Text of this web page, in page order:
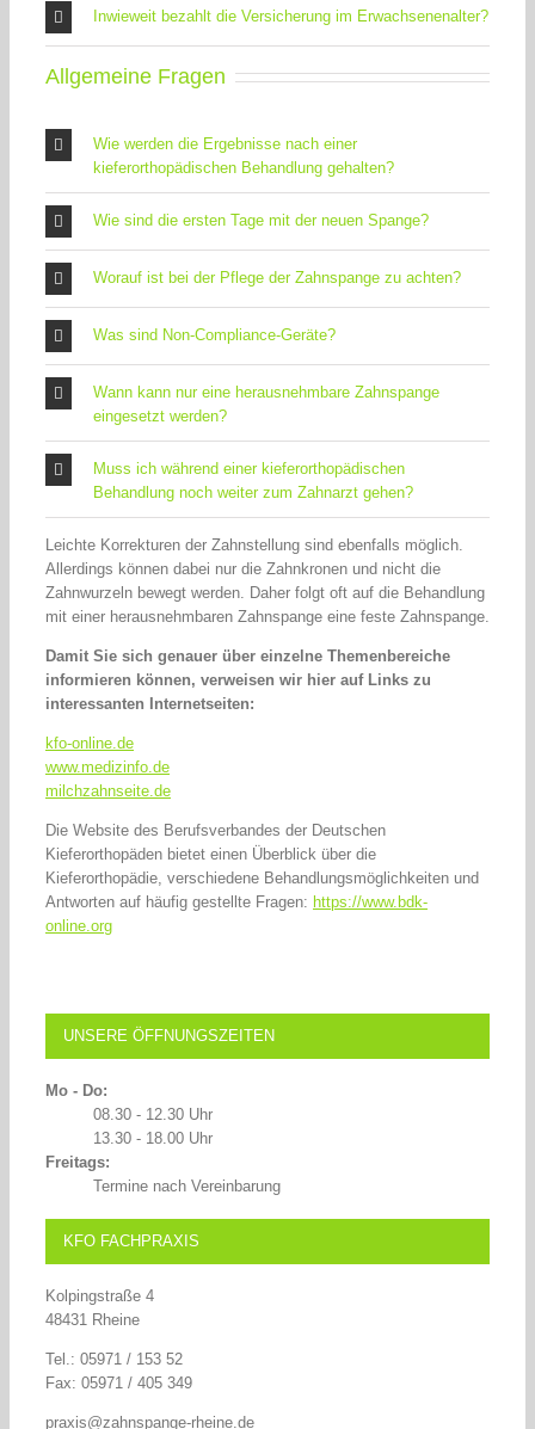
Inwieweit bezahlt die Versicherung im Erwachsenenalter?
Allgemeine Fragen
Wie werden die Ergebnisse nach einer
kieferorthopädischen Behandlung gehalten?
Wie sind die ersten Tage mit der neuen Spange?
Worauf ist bei der Pflege der Zahnspange zu achten?
Was sind Non-Compliance-Geräte?
Wann kann nur eine herausnehmbare Zahnspange
eingesetzt werden?
Muss ich während einer kieferorthopädischen
Behandlung noch weiter zum Zahnarzt gehen?
Leichte Korrekturen der Zahnstellung sind ebenfalls möglich.
Allerdings können dabei nur die Zahnkronen und nicht die
Zahnwurzeln bewegt werden. Daher folgt oft auf die Behandlung
mit einer herausnehmbaren Zahnspange eine feste Zahnspange.
Damit Sie sich genauer über einzelne Themenbereiche
informieren können, verweisen wir hier auf Links zu
interessanten Internetseiten:
kfo-online.de
www.medizinfo.de
milchzahnseite.de
Die Website des Berufsverbandes der Deutschen
Kieferorthopäden bietet einen Überblick über die
Kieferorthopädie, verschiedene Behandlungsmöglichkeiten und
Antworten auf häufig gestellte Fragen: https://www.bdk-
online.org
UNSERE ÖFFNUNGSZEITEN
Mo - Do:
08.30 - 12.30 Uhr
13.30 - 18.00 Uhr
Freitags:
Termine nach Vereinbarung
KFO FACHPRAXIS
Kolpingstraße 4
48431 Rheine
Tel.: 05971 / 153 52
Fax: 05971 / 405 349
praxis@zahnspange-rheine.de